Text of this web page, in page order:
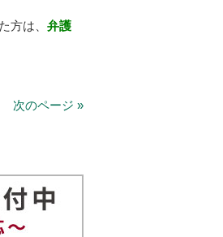
方は、 弁護
次のページ »